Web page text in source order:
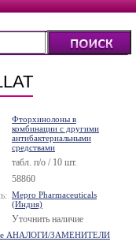
Фторхинолоны в
комбинации с другими
антибактериальными
средствами
табл. п/о / 10 шт.
58860
Mepro Pharmaceuticals
(Индия)
Уточнить наличие
АНАЛОГИ/ЗАМЕНИТЕЛИ